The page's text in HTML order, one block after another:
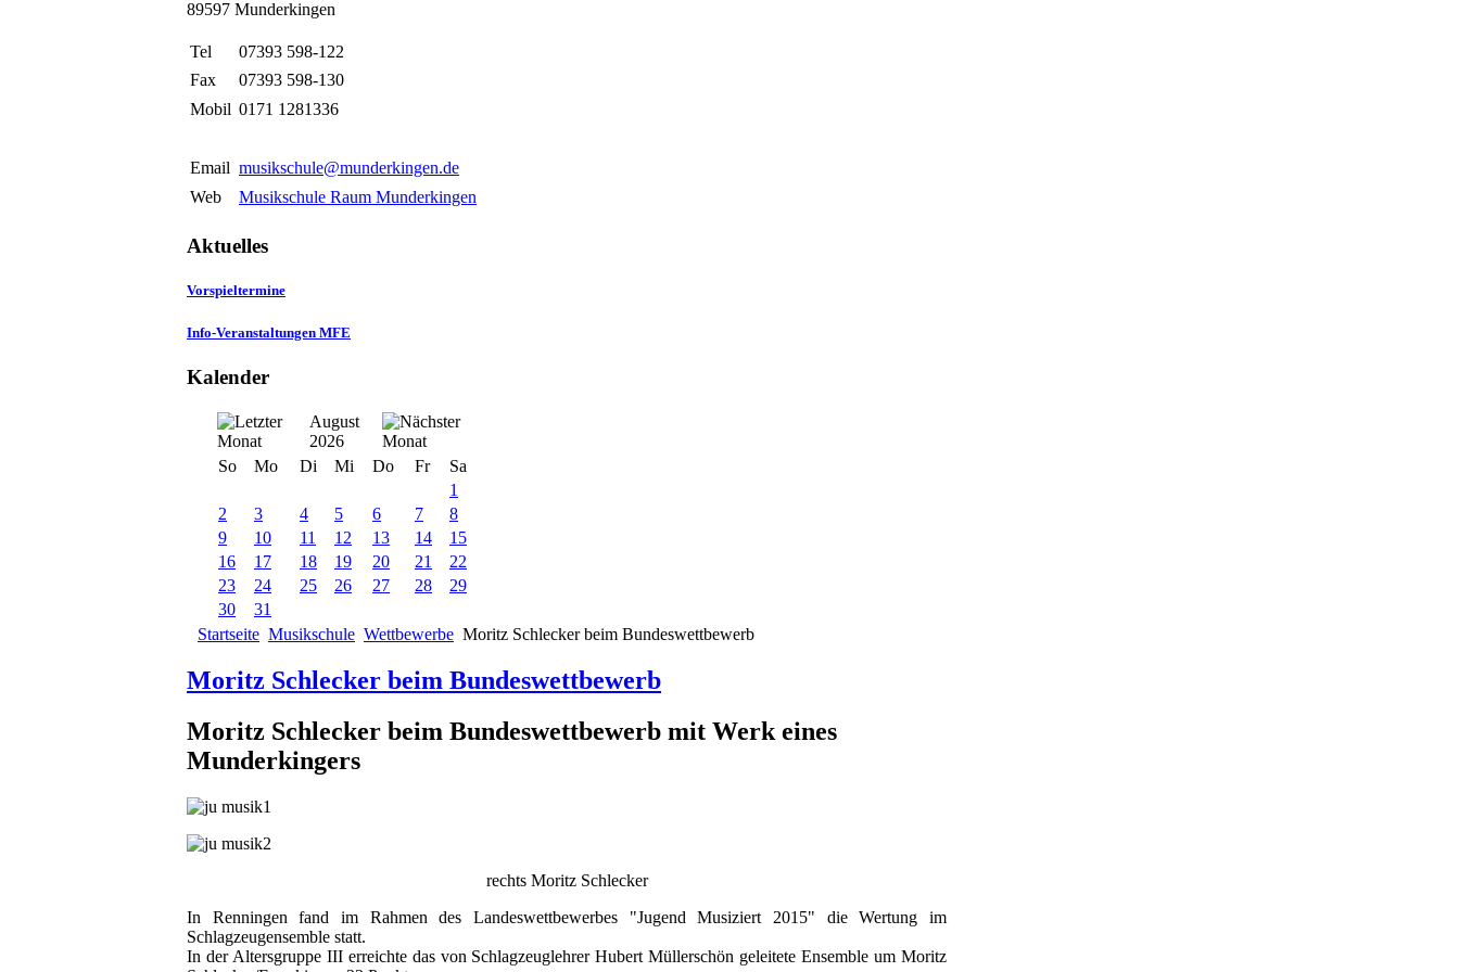
89597 Munderkingen
Tel
07393 598-122
Fax
07393 598-130
Mobil 0171 1281336
Email musikschule@munderkingen.de
Web
Musikschule Raum Munderkingen
Aktuelles
Vorspieltermine
Info-Veranstaltungen MFE
Kalender
August
2026
So
Mo Di Mi Do Fr
Sa
1
2
3 4 5 6 7
8
9
10 11 12 13 14
15
16
17 18 19 20 21
22
23
24 25 26 27 28
29
30
31
Startseite Musikschule Wettbewerbe Moritz Schlecker beim Bundeswettbewerb
Moritz Schlecker beim Bundeswettbewerb
Moritz Schlecker beim Bundeswettbewerb mit Werk eines
Munderkingers
rechts Moritz Schlecker
In Renningen fand im Rahmen des Landeswettbewerbes "Jugend Musiziert 2015" die Wertung im
Schlagzeugensemble statt.
In der Altersgruppe III erreichte das von Schlagzeuglehrer Hubert Müllerschön geleitete Ensemble um Moritz